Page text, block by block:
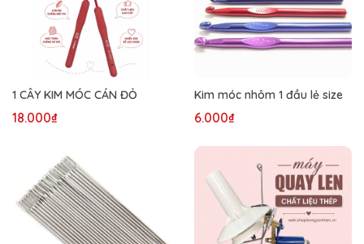
1 CÂY KIM MÓC CÁN ĐỎ
18.000₫
Kim móc nhôm 1 đầu lẻ size
6.000₫